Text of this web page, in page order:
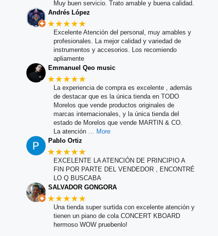
Muy buen servicio. Trato amable y buena calidad.
Andrés López
★★★★★
Excelente Atención del personal, muy amables y
profesionales. La mejor calidad y variedad de
instrumentos y accesorios. Los recomiendo
apliamente
Emmanuel Qeo music
★★★★★
La experiencia de compra es excelente , además
de destacar que es la única tienda en TODO
Morelos que vende productos originales de
marcas internacionales, y la única tienda del
estado de Morelos que vende MARTIN & CO.
La atención
… More
Pablo Ortiz
★★★★★
EXCELENTE LA ATENCIÓN DE PRINCIPIO A
FIN POR PARTE DEL VENDEDOR , ENCONTRÉ
LO Q BUSCABA
SALVADOR GONGORA
★★★★★
Una tienda super surtida con excelente atención y
tienen un piano de cola CONCERT KBOARD
hermoso WOW pruebenlo!